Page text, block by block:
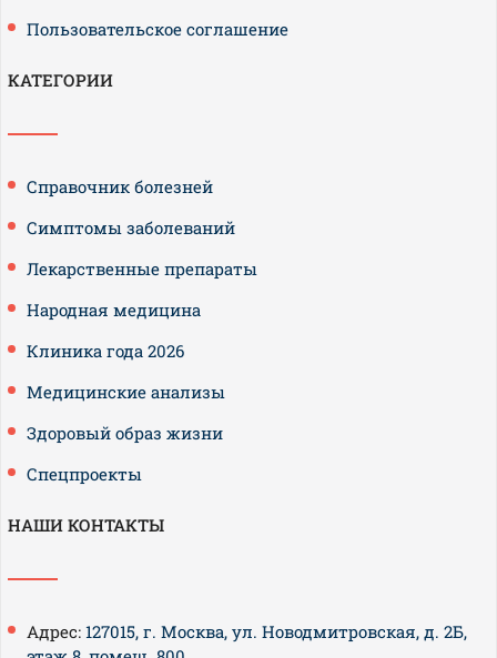
Пользовательское соглашение
КАТЕГОРИИ
Справочник болезней
Симптомы заболеваний
Лекарственные препараты
Народная медицина
Клиника года 2026
Медицинские анализы
Здоровый образ жизни
Спецпроекты
НАШИ КОНТАКТЫ
Адрес: 127015, г. Москва, ул. Новодмитровская, д. 2Б,